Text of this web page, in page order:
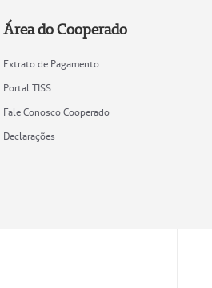
Área do Cooperado
Extrato de Pagamento
Portal TISS
Fale Conosco Cooperado
Declarações